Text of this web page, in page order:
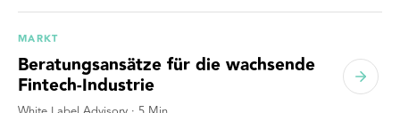
MARKT
Beratungsansätze für die wachsende
Fintech-Industrie